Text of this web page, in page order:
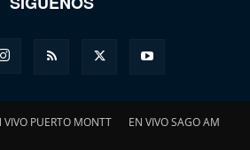
VIVO PUERTO MONTT EN VIVO SAGO AM